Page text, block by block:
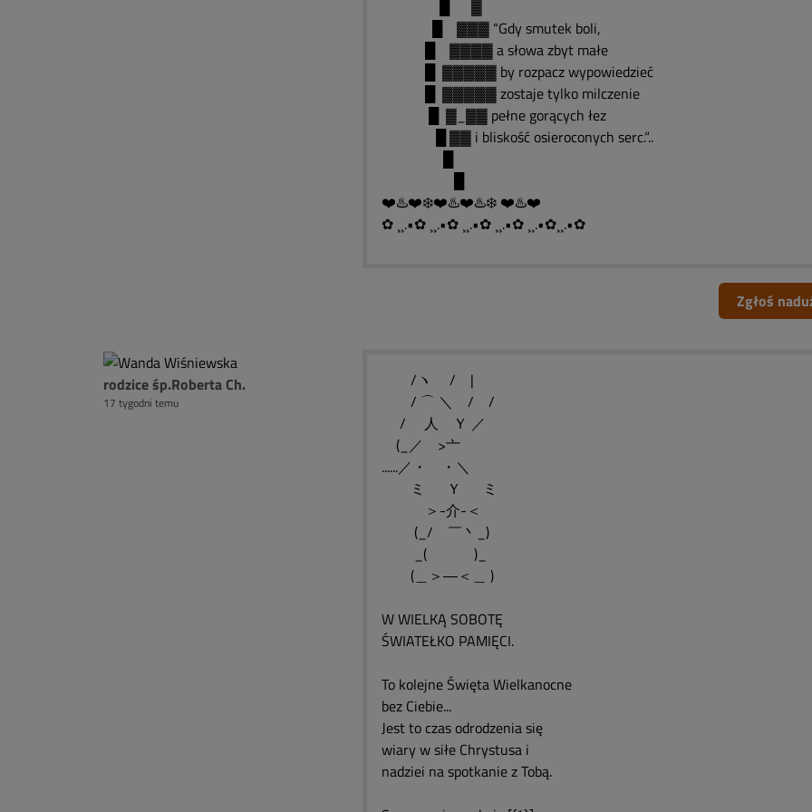
█ ▓
█ ▓▓▓ “Gdy smutek boli,
█ ▓▓▓▓ a słowa zbyt małe
█ ▓▓▓▓▓ by rozpacz wypowiedzieć
█ ▓▓▓▓▓ zostaje tylko milczenie
█ ▓_▓▓ pełne gorących łez
█ ▓▓ i bliskość osieroconych serc.“..
❤️♨️❤️❄️❤️♨️❤️♨️❄️ ❤️♨️❤️
✿ ¸¸.•✿ ¸¸.•✿ ¸¸.•✿ ¸¸.•✿ ¸¸.•✿¸¸.•✿
Zgłoś
rodzice śp.Roberta Ch.
17 tygodni temu
/ヽ / |
/ ⌒ ＼ / /
/ 人 Ｙ ／
(_／ >亠
......／・ ・＼
ミ Ｙ ミ
＞-介-＜
(_/ ￣丶_)
_( )_
(＿＞―＜＿ )
W WIELKĄ SOBOTĘ
ŚWIATEŁKO PAMIĘCI.
To kolejne Święta Wielkanocne
bez Ciebie...
Jest to czas odrodzenia się
wiary w siłe Chrystusa i
nadziei na spotkanie z Tobą.